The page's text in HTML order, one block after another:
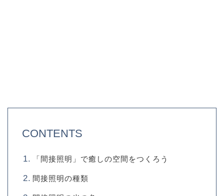
CONTENTS
「間接照明」で癒しの空間をつくろう
間接照明の種類